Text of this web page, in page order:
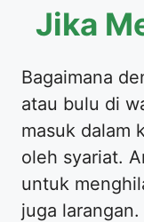
Jika
​Bagaimana
atau bulu di
masuk dalam
oleh syariat.
untuk
juga larangan.